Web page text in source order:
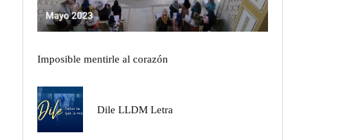
Imposible mentirle al corazón
Dile LLDM Letra